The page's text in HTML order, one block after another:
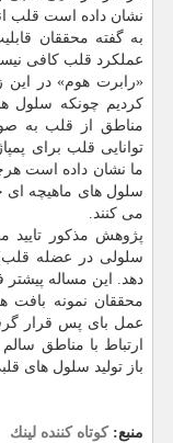
نشان داده است قلب
به گفته محققان
عملکرد قلب کافی نیست
«رابرت هوم» در این
کردیم چونکه سلول
مناطق از قلب به
توانایی قلب برای
ما نشان داده است
سلول های ماهیچه ای
می کنند.
پژوهش مذکور تایید
سلولی در عضله
دهد. این مساله
محققان نمونه بافت
عمل بای پس قرار
ارتباط با مناطق
باز تولید سلول های
منبع: كوتاه كننده لینك